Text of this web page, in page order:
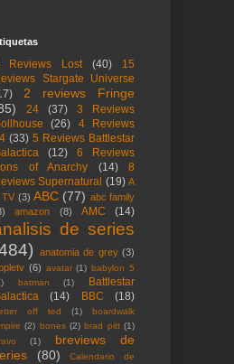
Reviews Lost (40)
15
Stargate Universe
2 reviews Fringe
24 (37)
3 Reviews
(26)
4 Reviews
(33) 5 Reviews Battlestar
(12)
6 Reviews
of Anarchy
(14)
8
Supernatural (19) A
TV (3) ABC (77) abc family
amazon (8) AMC (14)
de series
anatomia de grey (3)
(6) avatar (1) babylon 5
batman (1)
Battlestar
(14) BBC (18)
off ted (1)
boardwalk
(2) bones (2) brad pitt (1)
(1)
breviews de
(80)
Calendario de